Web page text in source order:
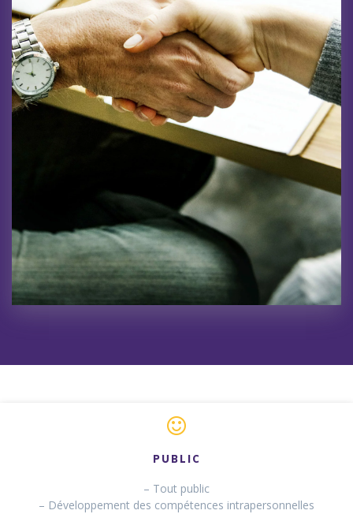
PUBLIC
– Tout public
– Développement des compétences intrapersonnelles